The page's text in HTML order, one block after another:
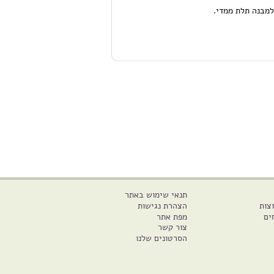
תלת ממדי.
תנאי שימוש באתר
הצהרת נגישות
מפת אתר
צור קשר
הסרטונים שלנו